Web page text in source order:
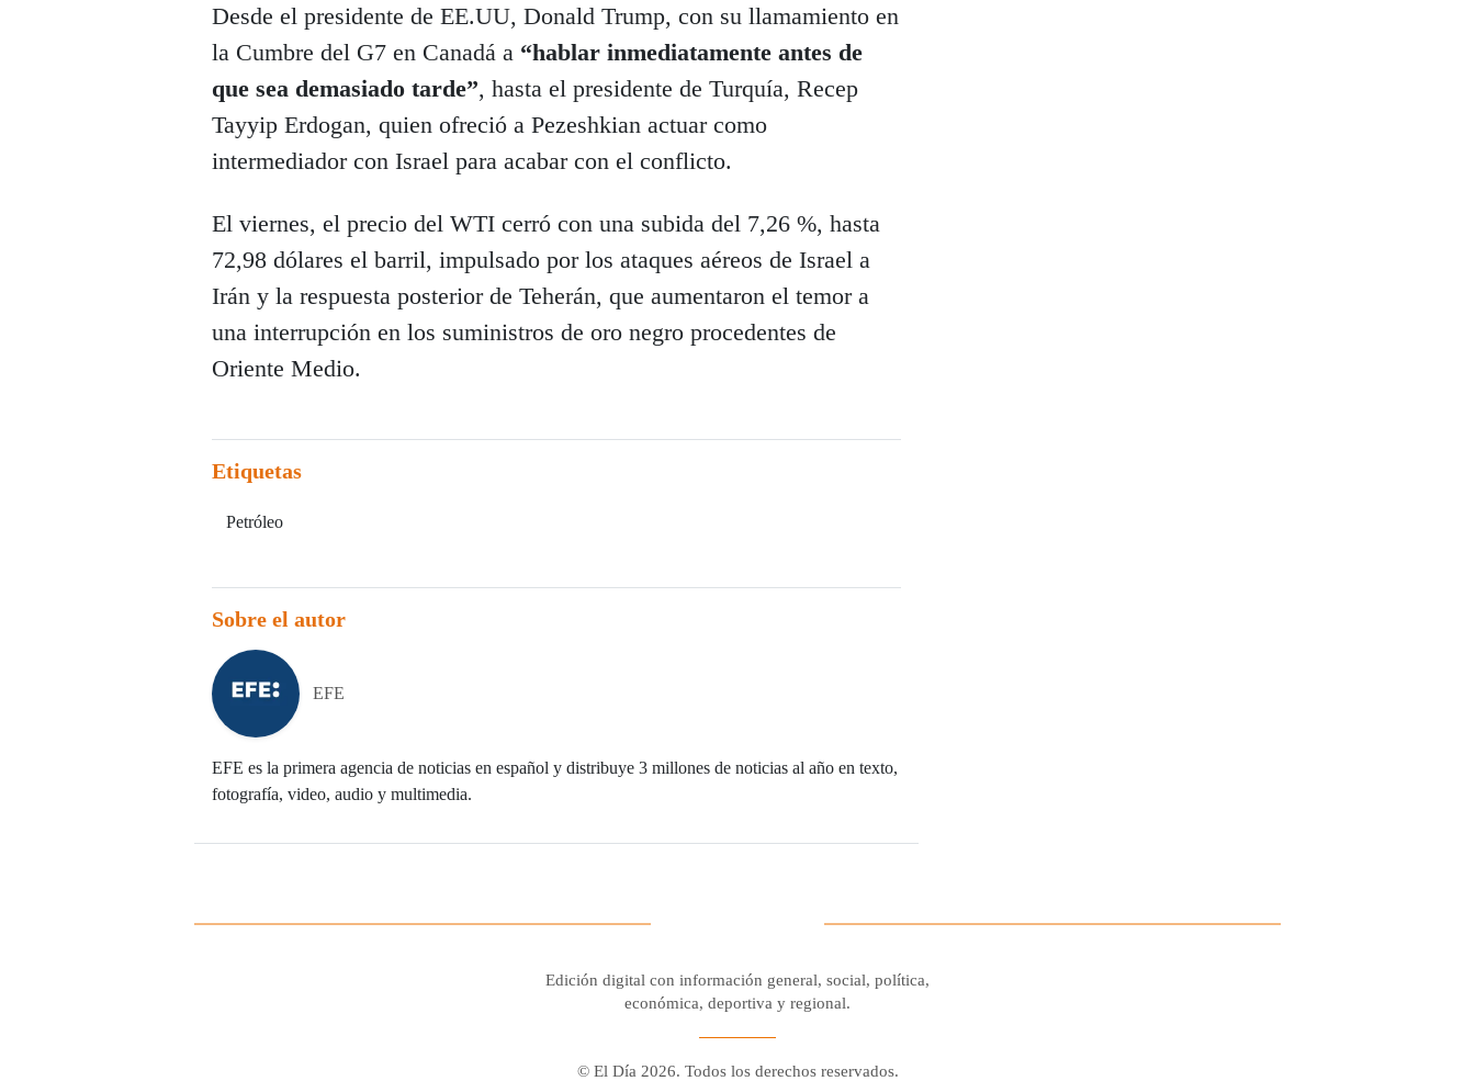
Desde el presidente de EE.UU, Donald Trump, con su llamamiento en
la Cumbre del G7 en Canadá a “hablar inmediatamente antes de
que sea demasiado tarde”, hasta el presidente de Turquía, Recep
Tayyip Erdogan, quien ofreció a Pezeshkian actuar como
intermediador con Israel para acabar con el conflicto.
El viernes, el precio del WTI cerró con una subida del 7,26 %, hasta
72,98 dólares el barril, impulsado por los ataques aéreos de Israel a
Irán y la respuesta posterior de Teherán, que aumentaron el temor a
una interrupción en los suministros de oro negro procedentes de
Oriente Medio.
Etiquetas
Petróleo
Sobre el autor
EFE
EFE es la primera agencia de noticias en español y distribuye 3 millones de noticias al año en texto,
fotografía, video, audio y multimedia.
Edición digital con información general, social, política,
económica, deportiva y regional.
© El Día 2026. Todos los derechos reservados.